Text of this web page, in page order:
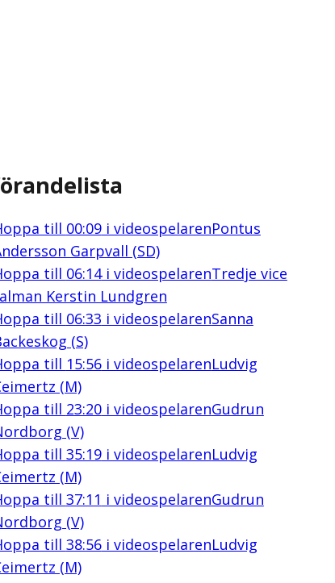
till 00:09i videospelarenPontus
Garpvall (SD)
till 06:14i videospelarenTredje vice
Kerstin Lundgren
till 06:33 i videospelarenSanna
(S)
till 15:56i videospelarenLudvig
(M)
till 23:20i videospelarenGudrun
(V)
till 35:19i videospelarenLudvig
(M)
till 37:11 i videospelarenGudrun
(V)
till 38:56i videospelarenLudvig
(M)